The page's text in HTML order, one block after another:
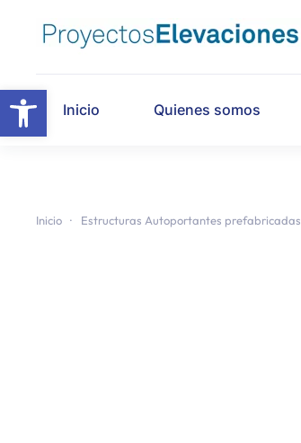
Abrir barra de herramientas
Skip to main content
Inicio Quienes somos
Inicio Estructuras Autoportantes prefabricadas